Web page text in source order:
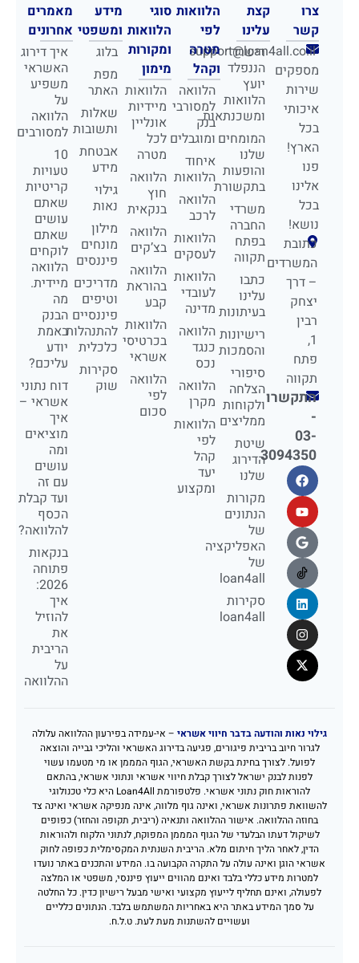
צרו
קשר
support@loan4all.co.il
מספקים
שירות
איכותי
בכל
הארץ!
פנו
אלינו
בכל
נושא!
כתובת
המשרדים
– דרך
יצחק
רבין
1,
פתח
תקווה
התקשרו
-
03-
3094350
קצת
עלינו
רישרד
הננפלד
יועץ
הלוואות
ומשכנתאות
המומחים
שלנו
והופעות
בתקשורת
משרדי
החברה
בפתח
תקווה
כתבו
עלינו
בעיתונות
רישיונות
והסמכות
סיפורי
הצלחה
ולקוחות
ממליצים
שיטת
הדירוג
שלנו
מקורות
הנתונים
של
האפליקציה
של
loan4all
סקירות
loan4all
הלוואות
לפי
מטרה
וקהל
הלוואה
למסורבי
בנק
ומוגבלים
איחוד
הלוואות
הלוואה
לרכב
הלוואות
לעסקים
הלוואות
לעובדי
מדינה
הלוואה
כנגד
נכס
הלוואה
מקרן
הלוואות
לפי
קהל
יעד
ומקצוע
סוגי
הלוואות
ומקורות
מימון
הלוואות
מיידיות
אונליין
לכל
מטרה
הלוואה
חוץ
בנקאית
הלוואה
בצ’קים
הלוואה
בהוראת
קבע
הלוואות
בכרטיסי
אשראי
הלוואה
לפי
סכום
מידע
ומשפטי
בלוג
מפת
האתר
שאלות
ותשובות
אבטחת
מידע
גילוי
נאות
מילון
מונחים
פיננסים
מדריכים
וטיפים
פיננסיים
להתנהלות
כלכלית
סקירות
שוק
מאמרים
אחרונים
איך דירוג
האשראי
משפיע
על
הלוואה
למסורבים
10
טעויות
קריטיות
שאתם
עושים
שאתם
לוקחים
הלוואה
מיידית.
מה
הבנק
באמת
יודע
עליכם?
דוח נתוני
אשראי –
איך
מוציאים
ומה
עושים
עם זה
ועד קבלת
הכסף
להלוואה?
בנקאות
פתוחה
2026:
איך
להוזיל
את
הריבית
על
ההלוואה
גילוי נאות והודעה בדבר חיווי אשראי – אי-עמידה בפירעון ההלוואה עלולה
לגרור חיוב בריבית פיגורים, פגיעה בדירוג האשראי והליכי גבייה והוצאה
לפועל. לצורך בחינת בקשת האשראי, הגוף המממן או מי מטעמו עשוי
לפנות לבנק ישראל לצורך קבלת חיווי אשראי ונתוני אשראי, בהתאם
להוראות חוק נתוני אשראי. פלטפורמת Loan4All היא כלי טכנולוגי
להשוואת פתרונות אשראי, ואינה גוף מלווה, אינה מנפיקה אשראי ואינה צד
בחוזה ההלוואה. אישור ההלוואה ותנאיה (ריבית, תקופה והחזר) כפופים
לשיקול דעתו הבלעדי של הגוף המממן המפוקח, לנתוני הלקוח ולהוראות
הדין, לאחר הליך חיתום מלא. הריבית השנתית המקסימלית כפופה לחוק
אשראי הוגן ואינה עולה על התקרה הקבועה בו. המידע והתכנים באתר נועדו
למטרות מידע כללי בלבד ואינם מהווים ייעוץ פיננסי, משפטי או המלצה
לפעולה, ואינם תחליף לייעוץ מקצועי ואישי מבעל רישיון כדין. כל החלטה
על סמך המידע באתר היא באחריות המשתמש בלבד. הנתונים כלליים
ועשויים להשתנות מעת לעת. ט.ל.ח.